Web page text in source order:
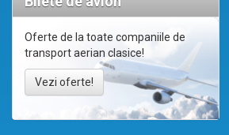
Oferte de la toate companiile de
transport aerian clasice!
Vezi oferte!